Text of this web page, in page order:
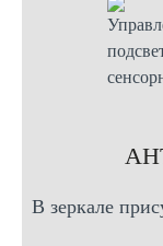
В зеркале